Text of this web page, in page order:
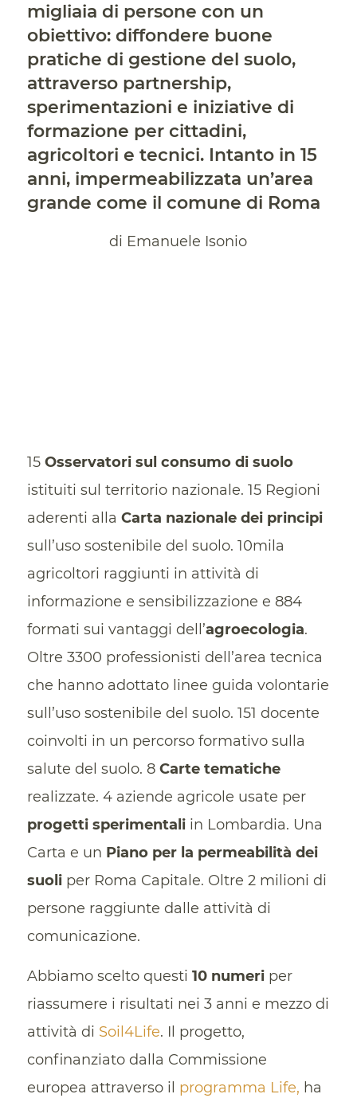
migliaia di persone con un
obiettivo: diffondere buone
pratiche di gestione del suolo,
attraverso partnership,
sperimentazioni e iniziative di
formazione per cittadini,
agricoltori e tecnici. Intanto in 15
anni, impermeabilizzata un’area
grande come il comune di Roma
di Emanuele Isonio
15 Osservatori sul consumo di suolo
istituiti sul territorio nazionale. 15 Regioni
aderenti alla Carta nazionale dei principi
sull’uso sostenibile del suolo. 10mila
agricoltori raggiunti in attività di
informazione e sensibilizzazione e 884
formati sui vantaggi dell’agroecologia.
Oltre 3300 professionisti dell’area tecnica
che hanno adottato linee guida volontarie
sull’uso sostenibile del suolo. 151 docente
coinvolti in un percorso formativo sulla
salute del suolo. 8 Carte tematiche
realizzate. 4 aziende agricole usate per
progetti sperimentaliin Lombardia. Una
Carta e un Piano per la permeabilità dei
suoli per Roma Capitale. Oltre 2 milioni di
persone raggiunte dalle attività di
comunicazione.
Abbiamo scelto questi 10 numeriper
riassumere i risultati nei 3 anni e mezzo di
attività di Soil4Life. Il progetto,
confinanziato dalla Commissione
europea attraverso il programma Life, ha